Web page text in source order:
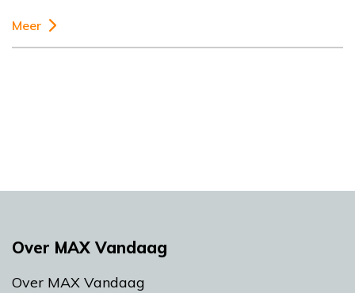
Meer
Over MAX Vandaag
Over MAX Vandaag